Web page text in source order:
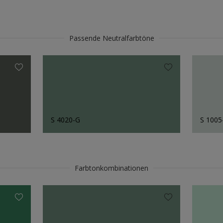
Passende Neutralfarbtöne
S 4020-G S
Farbtonkombinationen